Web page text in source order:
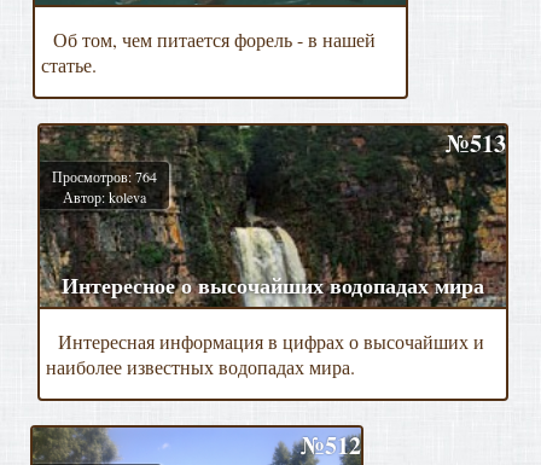
Об том, чем питается форель - в нашей
статье.
№513
Просмотров: 764
Автор: koleva
Интересное о высочайших водопадах мира
Интересная информация в цифрах о высочайших и
наиболее известных водопадах мира.
№512